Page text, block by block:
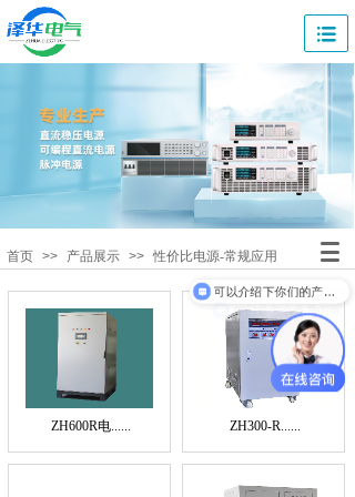
首页 >> 产品展示 >> 性价比电源-常规应用
ZH600R电...... ZH300-R......
你们是怎么收费的呢